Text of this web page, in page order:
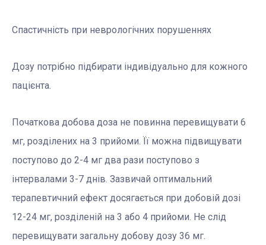
Спастичність при неврологічних порушеннях
Дозу потрібно підбирати індивідуально для кожного
пацієнта.
Початкова добова доза не повинна перевищувати 6
мг, розділених на 3 прийоми. Її можна підвищувати
поступово до 2-4 мг два рази поступово з
інтервалами 3-7 днів. Зазвичай оптимальний
терапевтичний ефект досягається при добовій дозі
12-24 мг, розділеній на 3 або 4 прийоми. Не слід
перевищувати загальну добову дозу 36 мг.